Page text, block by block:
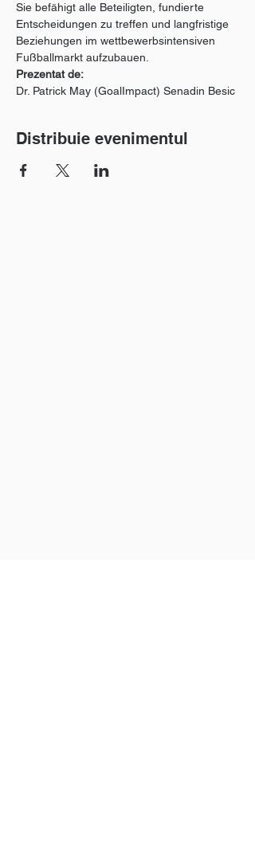
Sie befähigt alle Beteiligten, fundierte
Entscheidungen zu treffen und langfristige
Beziehungen im wettbewerbsintensiven
Fußballmarkt aufzubauen.
Prezentat de:
Dr. Patrick May (GoalImpact) Senadin Besic
Distribuie evenimentul